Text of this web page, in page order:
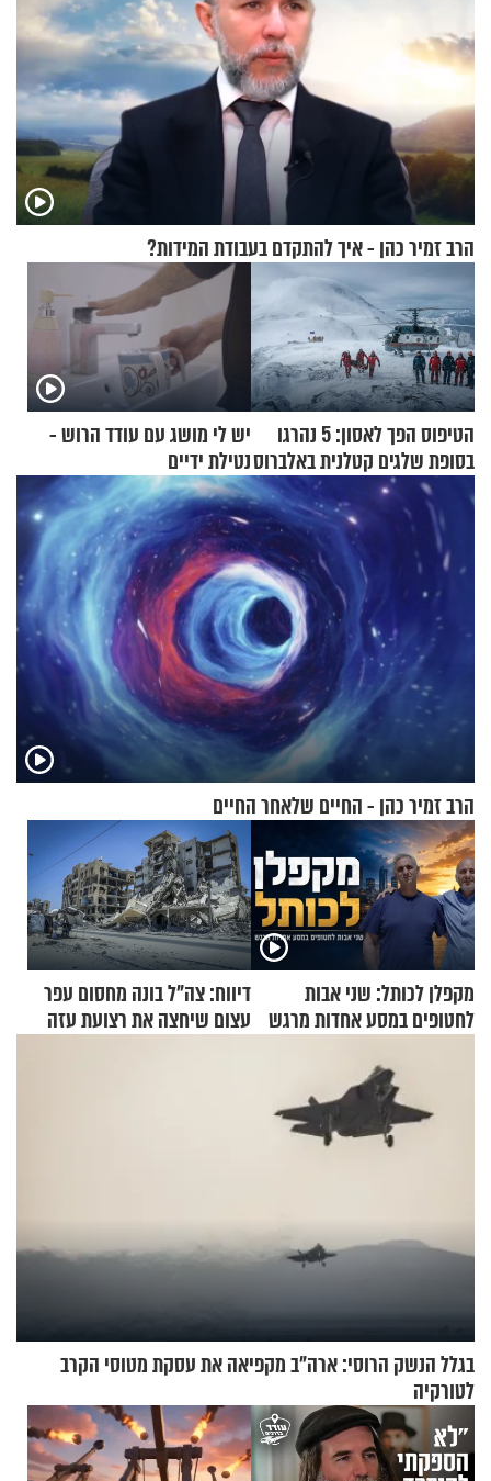
הרב זמיר כהן - איך להתקדם בעבודת המידות?
הטיפוס הפך לאסון: 5 נהרגו
בסופת שלגים קטלנית באלברוס
יש לי מושג עם עודד הרוש -
נטילת ידיים
הרב זמיר כהן - החיים שלאחר החיים
מקפלן לכותל: שני אבות
לחטופים במסע אחדות מרגש
דיווח: צה"ל בונה מחסום עפר
עצום שיחצה את רצועת עזה
בגלל הנשק הרוסי: ארה"ב מקפיאה את עסקת מטוסי הקרב
לטורקיה